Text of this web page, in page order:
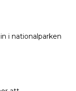
i nationalparken